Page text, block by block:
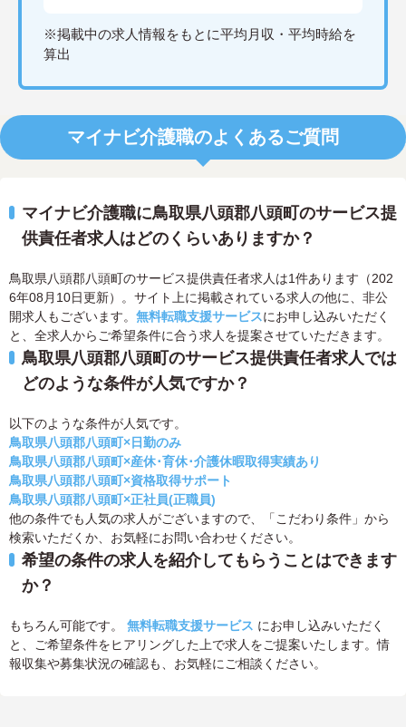
※掲載中の求人情報をもとに平均月収・平均時給を
算出
マイナビ介護職のよくあるご質問
マイナビ介護職に鳥取県八頭郡八頭町のサービス提
供責任者求人はどのくらいありますか？
鳥取県八頭郡八頭町のサービス提供責任者求人は1件あります（202
6年08月10日更新）。サイト上に掲載されている求人の他に、非公
開求人もございます。 無料転職支援サービスにお申し込みいただく
と、全求人からご希望条件に合う求人を提案させていただきます。
鳥取県八頭郡八頭町のサービス提供責任者求人では
どのような条件が人気ですか？
以下のような条件が人気です。
鳥取県八頭郡八頭町×日勤のみ
鳥取県八頭郡八頭町×産休･育休･介護休暇取得実績あり
鳥取県八頭郡八頭町×資格取得サポート
鳥取県八頭郡八頭町×正社員(正職員)
他の条件でも人気の求人がございますので、「こだわり条件」から
検索いただくか、お気軽にお問い合わせください。
希望の条件の求人を紹介してもらうことはできます
か？
もちろん可能です。 無料転職支援サービス にお申し込みいただく
と、ご希望条件をヒアリングした上で求人をご提案いたします。情
報収集や募集状況の確認も、お気軽にご相談ください。